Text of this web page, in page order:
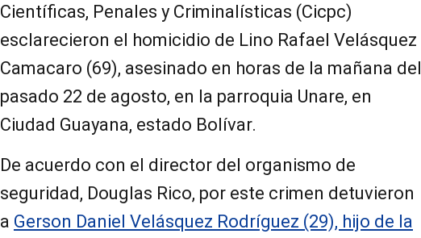
Científicas, Penales y Criminalísticas (Cicpc)
esclarecieron el homicidio de Lino Rafael Velásquez
Camacaro (69), asesinado en horas de la mañana del
pasado 22 de agosto, en la parroquia Unare, en
Ciudad Guayana, estado Bolívar.
De acuerdo con el director del organismo de
seguridad, Douglas Rico, por este crimen detuvieron
a Gerson Daniel Velásquez Rodríguez (29), hijo de la